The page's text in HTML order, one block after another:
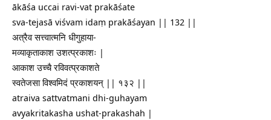
ākāśa uccai ravi-vat prakāśate
sva-tejasā viśvam idaṃ prakāśayan || 132 ||
अत्रैव सत्त्वात्मनि धीगुहाया-
मव्याकृताकाश उशत्प्रकाशः |
आकाश उच्चै रविवत्प्रकाशते
स्वतेजसा विश्वमिदं प्रकाशयन् || १३२ ||
atraiva sattvatmani dhi-guhayam
avyakritakasha ushat-prakashah |